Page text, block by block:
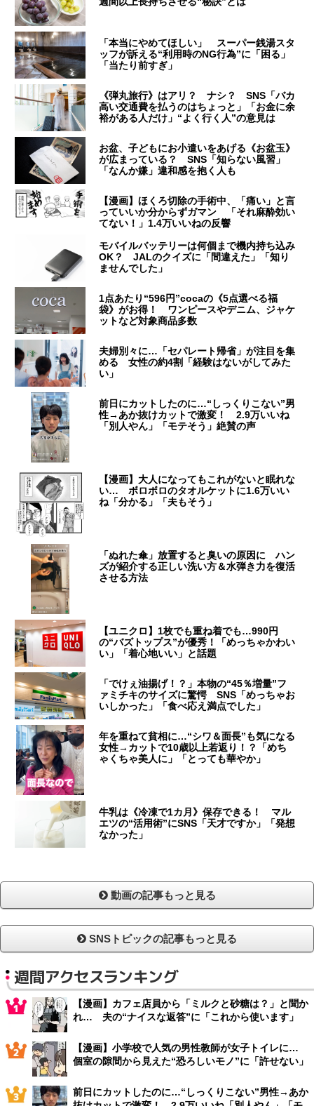
「本当にやめてほしい」 スーパー銭湯スタ
ッフが訴える“利用時のNG行為”に「困る」
「当たり前すぎ」
《弾丸旅行》はアリ？ ナシ？ SNS「バカ
高い交通費を払うのはちょっと」「お金に余
裕がある人だけ」“よく行く人”の意見は
お盆、子どもにお小遣いをあげる《お盆玉》
が広まっている？ SNS「知らない風習」
「なんか嫌」違和感を抱く人も
【漫画】ほくろ切除の手術中、「痛い」と言
っていいか分からずガマン 「それ麻酔効い
てない！」1.4万いいねの反響
モバイルバッテリーは何個まで機内持ち込み
OK？ JALのクイズに「間違えた」「知り
ませんでした」
1点あたり“596円”cocaの《5点選べる福
袋》がお得！ ワンピースやデニム、ジャケ
ットなど対象商品多数
夫婦別々に…「セパレート帰省」が注目を集
める 女性の約4割「経験はないがしてみた
い」
前日にカットしたのに…“しっくりこない”男
性→あか抜けカットで激変！ 2.9万いいね
「別人やん」「モテそう」絶賛の声
【漫画】大人になってもこれがないと眠れな
い… ボロボロのタオルケットに1.6万いい
ね「分かる」「夫もそう」
「ぬれた傘」放置すると臭いの原因に ハン
ズが紹介する正しい洗い方＆水弾き力を復活
させる方法
【ユニクロ】1枚でも重ね着でも…990円
の“バズトップス”が優秀！「めっちゃかわい
い」「着心地いい」と話題
「でけぇ油揚げ！？」本物の“45％増量”フ
ァミチキのサイズに驚愕 SNS「めっちゃお
いしかった」「食べ応え満点でした」
年を重ねて貧相に…“シワ＆面長”も気になる
女性→カットで10歳以上若返り！？「めち
ゃくちゃ美人に」「とっても華やか」
牛乳は《冷凍で1カ月》保存できる！ マル
エツの“活用術”にSNS「天才ですか」「発想
なかった」
動画の記事もっと見る
SNSトピックの記事もっと見る
週間アクセスランキング
【漫画】カフェ店員から「ミルクと砂糖は？」と聞か
れ… 夫の“ナイスな返答”に「これから使います」
【漫画】小学校で人気の男性教師が女子トイレに…
個室の隙間から見えた“恐ろしいモノ”に「許せない」
前日にカットしたのに…“しっくりこない”男性→あか